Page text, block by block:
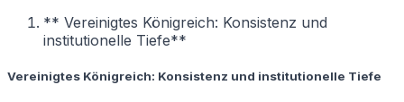
** Vereinigtes Königreich: Konsistenz und
institutionelle Tiefe**
Vereinigtes Königreich: Konsistenz und institutionelle Tiefe